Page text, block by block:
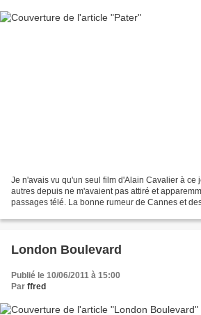
Je n'avais vu qu'un seul film d'Alain Cavalier à ce
autres depuis ne m'avaient pas attiré et
passages télé. La bonne rumeur de Cannes et
London Boulevard
Publié le 10/06/2011 à 15:00
Par ffred